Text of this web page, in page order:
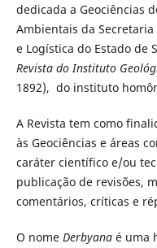
dedicada a Geociências
Ambientais da
e Logística do Estado de
Revista do Instituto
1892), do instituto
A Revista tem como
às Geociências e áreas
caráter científico e/ou
publicação de revisões,
comentários, críticas e
O nome Derbyanaé uma